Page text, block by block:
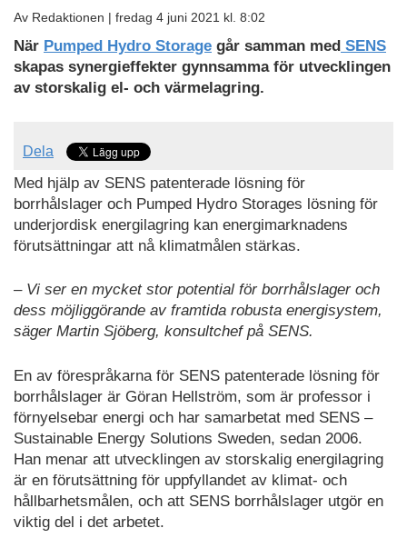
Av Redaktionen | fredag 4 juni 2021 kl. 8:02
När Pumped Hydro Storage går samman med SENS
skapas synergieffekter gynnsamma för utvecklingen
av storskalig el- och värmelagring.
Dela
Med hjälp av SENS patenterade lösning för
borrhålslager och Pumped Hydro Storages lösning för
underjordisk energilagring kan energimarknadens
förutsättningar att nå klimatmålen stärkas.
– Vi ser en mycket stor potential för borrhålslager och
dess möjliggörande av framtida robusta energisystem,
säger Martin Sjöberg, konsultchef på SENS.
En av förespråkarna för SENS patenterade lösning för
borrhålslager är Göran Hellström, som är professor i
förnyelsebar energi och har samarbetat med SENS –
Sustainable Energy Solutions Sweden, sedan 2006.
Han menar att utvecklingen av storskalig energilagring
är en förutsättning för uppfyllandet av klimat- och
hållbarhetsmålen, och att SENS borrhålslager utgör en
viktig del i det arbetet.